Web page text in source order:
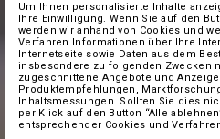
Um Ihnen personalisierte Inhalte
Ihre Einwilligung. Wenn Sie auf den
werden wir anhand von Cookies und
Verfahren Informationen über Ihre
Internetseite sowie Daten aus dem
insbesondere zu folgenden Zwecken
zugeschnittene Angebote und
Produktempfehlungen,
Inhaltsmessungen. Sollten Sie dies
per Klick auf den Button “Alle
entsprechender Cookies und